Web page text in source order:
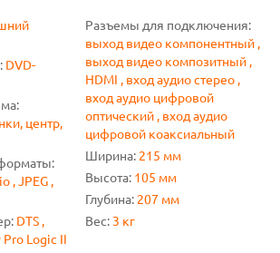
DVD-
центр,
, JPEG ,
DTS ,
Logic II
Разъемы для подключения:
выход видео компонентный ,
выход видео композитный ,
HDMI , вход аудио стерео ,
вход аудио цифровой
оптический , вход аудио
цифровой коаксиальный
Ширина: 215 мм
Высота: 105 мм
Глубина: 207 мм
Вес:3 кг